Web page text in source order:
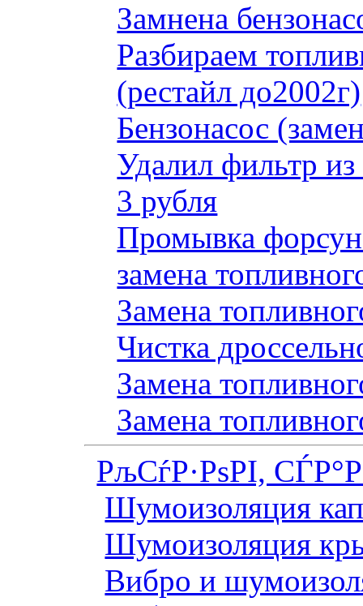
Замнена
Разбираем
(рестайл до2002г)
Бензонасос
Удалил фильтр
3 рубля
Промывка
замена
Замена
Чистка
Замена
Замена
РљСѓР·РѕРІ,
Шумоизоляция
Шумоизоляция
Вибро и